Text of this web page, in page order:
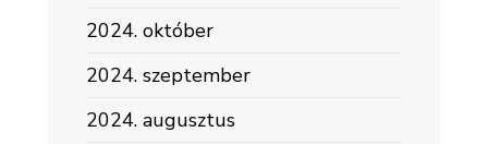
2024. október
2024. szeptember
2024. augusztus